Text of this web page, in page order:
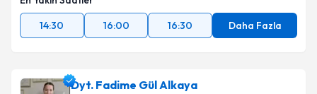
14:30
16:00 16:30 Daha Fazla
Dyt. Fadime Gül Alkaya